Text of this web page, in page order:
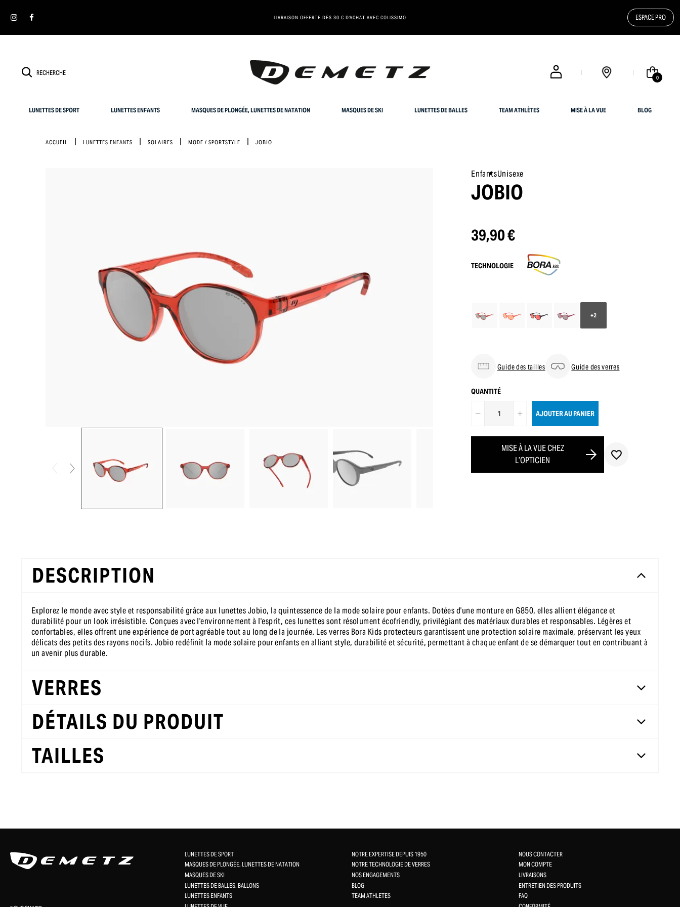
LIVRAISON OFFERTE DÈS 30 € D'ACHAT AVEC COLISSIMO ESPACE PRO
0
LUNETTES DE SPORT LUNETTES ENFANTS MASQUES DE PLONGÉE, LUNETTES DE NATATION MASQUES DE SKI LUNETTES DE BALLES TEAM ATHLÈTES MISE À LA VUE BLOG
ACCUEIL LUNETTES ENFANTS SOLAIRES MODE / SPORTSTYLE JOBIO
EnfantsUnisexe
JOBIO
39,90 €
TECHNOLOGIE
+2
Guide des tailles Guide des verres
QUANTITÉ
AJOUTER AU PANIER
MISE À LA VUE CHEZ
L’OPTICIEN
DESCRIPTION
Explorez le monde avec style et responsabilité grâce aux lunettes Jobio, la quintessence de la mode solaire pour enfants. Dotées d'une monture en G850, elles allient élégance et
durabilité pour un look irrésistible. Conçues avec l'environnement à l'esprit, ces lunettes sont résolument écofriendly, privilégiant des matériaux durables et responsables. Légères et
confortables, elles offrent une expérience de port agréable tout au long de la journée. Les verres Bora Kids protecteurs garantissent une protection solaire maximale, préservant les yeux
délicats des petits des rayons nocifs. Jobio redéfinit la mode solaire pour enfants en alliant style, durabilité et sécurité, permettant à chaque enfant de se démarquer tout en contribuant à
un avenir plus durable.
VERRES
DÉTAILS DU PRODUIT
TAILLES
LUNETTES DE SPORT
MASQUES DE PLONGÉE, LUNETTES DE NATATION
MASQUES DE SKI
LUNETTES DE BALLES, BALLONS
LUNETTES ENFANTS
NOTRE EXPERTISE DEPUIS 1950
NOTRE TECHNOLOGIE DE VERRES
NOS ENGAGEMENTS
BLOG
TEAM ATHLETES
NOUS CONTACTER
MON COMPTE
LIVRAISONS
ENTRETIEN DES PRODUITS
FAQ
-10 % sur ta première commande